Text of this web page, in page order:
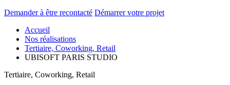
Demander à être recontacté Démarrer votre projet
Accueil
Nos réalisations
Tertiaire, Coworking, Retail
UBISOFT PARIS STUDIO
Tertiaire, Coworking, Retail